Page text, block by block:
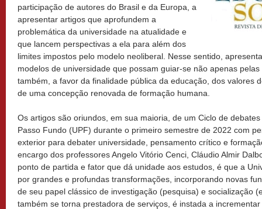
participação de autores do Brasil e da Europa, a
apresentar artigos que aprofundem a
problemática da universidade na atualidade e
que lancem perspectivas a ela para além dos
limites impostos pelo modelo neoliberal. Nesse sentido,
modelos de universidade que possam guiar-se não apenas
também, a favor da finalidade pública da educação, dos valores
de uma concepção renovada de formação humana.
Os artigos são oriundos, em sua maioria, de um Ciclo de
Passo Fundo (UPF) durante o primeiro semestre de 2022 com
exterior para debater universidade, pensamento crítico e
encargo dos professores Angelo Vitório Cenci, Cláudio Almir
ponto de partida e fator que dá unidade aos estudos, é que a
por grandes e profundas transformações, incorporando novas
de seu papel clássico de investigação (pesquisa) e socialização
também se torna prestadora de serviços, é instada a